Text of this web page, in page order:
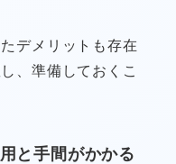
デメリットも存在
、準備しておくこ
と手間がかかる